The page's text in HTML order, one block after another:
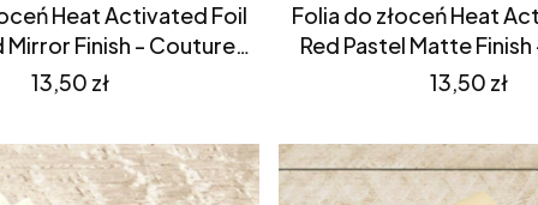
Heat Activated Foil
Mirror Finish - Couture
(CO725390)
Cena
13,50 zł
Folia do złoceń Heat
Red Pastel Matte
CreationsCena
13,50 zł